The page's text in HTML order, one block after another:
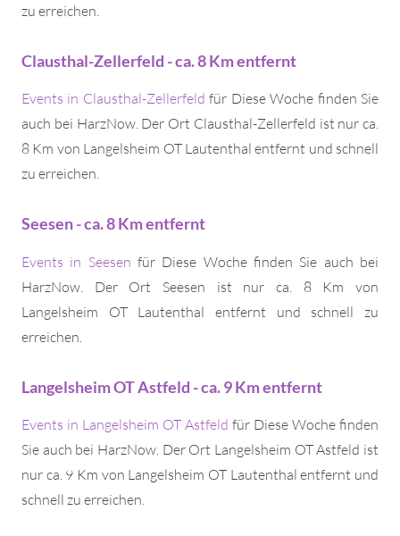
zu erreichen.
Clausthal-Zellerfeld - ca. 8 Km entfernt
Events in Clausthal-Zellerfeld für Diese Woche finden Sie
auch bei HarzNow. Der Ort Clausthal-Zellerfeld ist nur ca.
8 Km von Langelsheim OT Lautenthal entfernt und schnell
zu erreichen.
Seesen - ca. 8 Km entfernt
Events in Seesen für Diese Woche finden Sie auch bei
HarzNow. Der Ort Seesen ist nur ca. 8 Km von
Langelsheim OT Lautenthal entfernt und schnell zu
erreichen.
Langelsheim OT Astfeld - ca. 9 Km entfernt
Events in Langelsheim OT Astfeld für Diese Woche finden
Sie auch bei HarzNow. Der Ort Langelsheim OT Astfeld ist
nur ca. 9 Km von Langelsheim OT Lautenthal entfernt und
schnell zu erreichen.